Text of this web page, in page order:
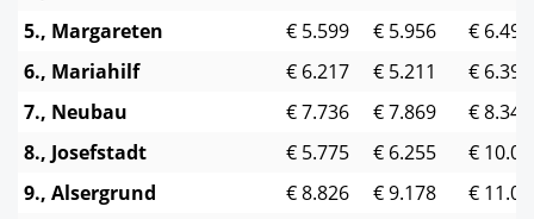
5., Margareten
€ 5.599 € 5.956
€ 6.499
6., Mariahilf
€ 6.217 € 5.211
€ 6.392
7., Neubau
€ 7.736 € 7.869
€ 8.349
8., Josefstadt
€ 5.775 € 6.255
€
9., Alsergrund
€ 8.826 € 9.178
€